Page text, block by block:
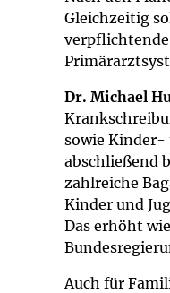
Gleichzeitig
verpflichtende
Dr. Michael
sowie Kinder-
abschließend
zahlreiche
Kinder und
Das erhöht
Auch für